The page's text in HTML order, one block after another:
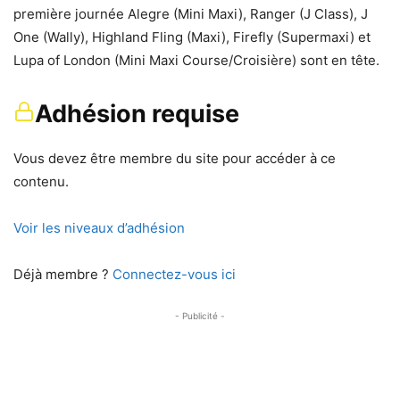
première journée Alegre (Mini Maxi), Ranger (J Class), J
One (Wally), Highland Fling (Maxi), Firefly (Supermaxi) et
Lupa of London (Mini Maxi Course/Croisière) sont en tête.
Adhésion requise
Vous devez être membre du site pour accéder à ce
contenu.
Voir les niveaux d’adhésion
Déjà membre ? Connectez-vous ici
- Publicité -